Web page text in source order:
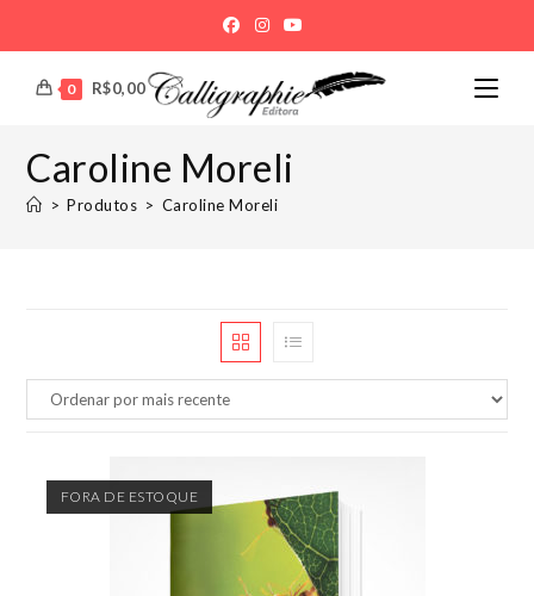
conteúdo
0 R$0,00
Caroline Moreli
> Produtos > Caroline Moreli
FORA DE ESTOQUE